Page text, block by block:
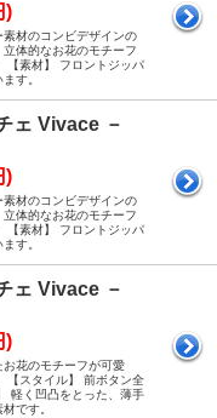
)
材のコンビデザインの
体的なお花のモチーフ
【素材】 フロントジッパ
す。
ェ Vivace －
)
材のコンビデザインの
体的なお花のモチーフ
【素材】 フロントジッパ
す。
ェ Vivace －
)
お花のモチーフが可愛
【スタイル】 前ボタン全
軽く凹凸をとった、薄手
です。